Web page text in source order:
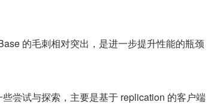
的毛刺相对突出，是进一步提升性能的瓶颈
尝试与探索，主要是基于 replication 的客户端